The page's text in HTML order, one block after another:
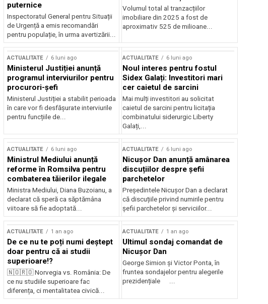
puternice
Inspectoratul General pentru Situații
de Urgență a emis recomandări
pentru populație, în urma avertizării...
Volumul total al tranzacțiilor
imobiliare din 2025 a fost de
aproximativ 525 de milioane...
ACTUALITATE 6 luni ago
Ministerul Justiției anunță
programul interviurilor pentru
procurori-șefi
Ministerul Justiției a stabilit perioada
în care vor fi desfășurate interviurile
pentru funcțiile de...
ACTUALITATE 6 luni ago
Noul interes pentru fostul
Sidex Galați: Investitori mari
cer caietul de sarcini
Mai mulți investitori au solicitat
caietul de sarcini pentru licitația
combinatului siderurgic Liberty
Galați,...
ACTUALITATE 6 luni ago
Ministrul Mediului anunță
reforme în Romsilva pentru
combaterea tăierilor ilegale
Ministra Mediului, Diana Buzoianu, a
declarat că speră ca săptămâna
viitoare să fie adoptată...
ACTUALITATE 6 luni ago
Nicușor Dan anunță amânarea
discuțiilor despre șefii
parchetelor
Președintele Nicușor Dan a declarat
că discuțiile privind numirile pentru
șefii parchetelor și serviciilor...
ACTUALITATE 1 an ago
De ce nu te poți numi deștept
doar pentru că ai studii
superioare!?
🇳🇴🇷🇴 Norvegia vs. România: De
ce nu studiile superioare fac
diferența, ci mentalitatea civică...
ACTUALITATE 1 an ago
Ultimul sondaj comandat de
Nicușor Dan
George Simion și Victor Ponta, în
fruntea sondajelor pentru alegerile
prezidențiale ...